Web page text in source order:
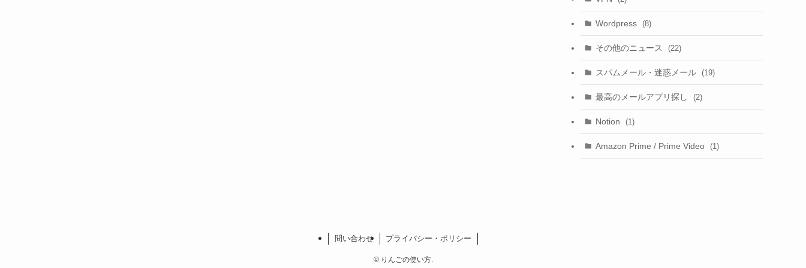
Wordpress (8)
その他のニュース (22)
スパムメール・迷惑メール (19)
最高のメールアプリ探し (2)
Notion (1)
Amazon Prime / Prime Video (1)
問い合わせ プライバシー・ポリシー
©りんごの使い方.